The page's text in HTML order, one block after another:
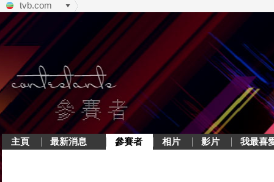
tvb.com
主頁 最新消息 參賽者 相片 影片 我最喜